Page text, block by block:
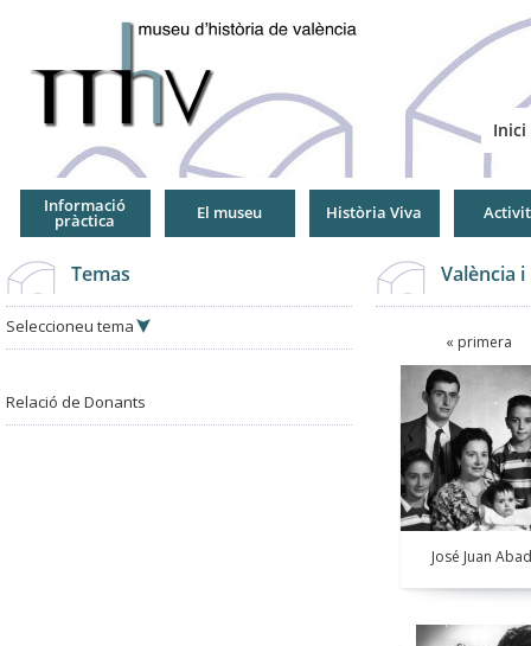
Inici
Informació
pràctica El museu Història Viva
Temas
Seleccioneu tema
Relació de Donants
València
Pàgines« primera
José Juan
Pàgines